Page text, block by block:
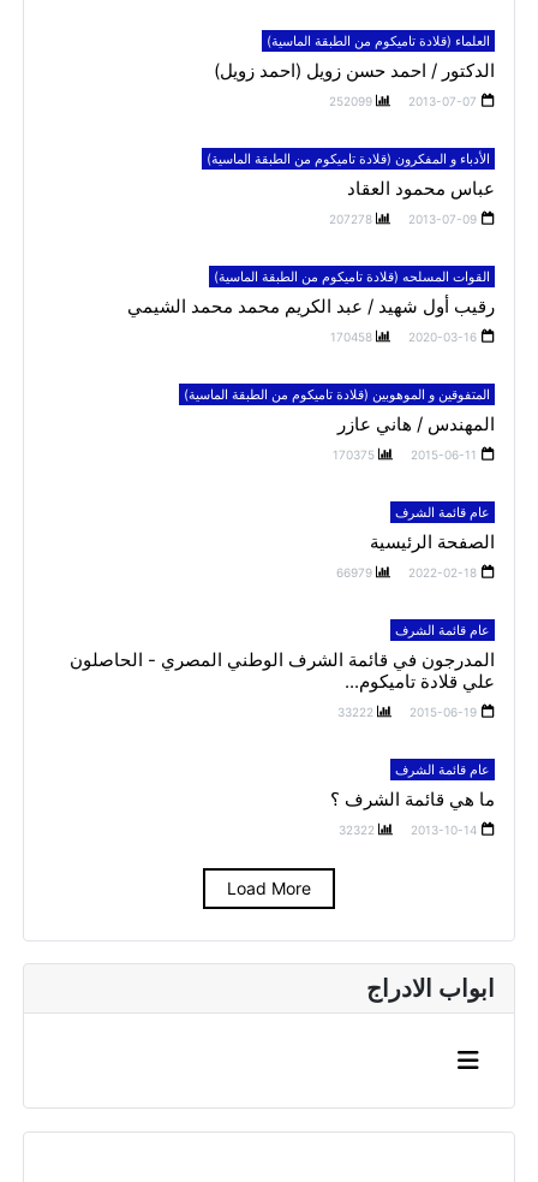
ابواب الادراج
العلماء (قلادة تاميكوم من الطبقة الماسية)
الدكتور / احمد حسن زويل (احمد زويل)
2013-07-07
252099
الأدباء و المفكرون (قلادة تاميكوم من الطبقة الماسية)
عباس محمود العقاد
2013-07-09
207278
القوات المسلحه (قلادة تاميكوم من الطبقة الماسية)
رقيب أول شهيد / عبد الكريم محمد محمد الشيمي
2020-03-16
170458
المتفوقين و الموهوبين (قلادة تاميكوم من الطبقة الماسية)
المهندس / هاني عازر
2015-06-11
170375
عام قائمة الشرف
الصفحة الرئيسية
2022-02-18
66979
عام قائمة الشرف
المدرجون في قائمة الشرف الوطني المصري - الحاصلون
علي قلادة تاميكوم...
2015-06-19
33222
عام قائمة الشرف
ما هي قائمة الشرف ؟
2013-10-14
32322
Load More